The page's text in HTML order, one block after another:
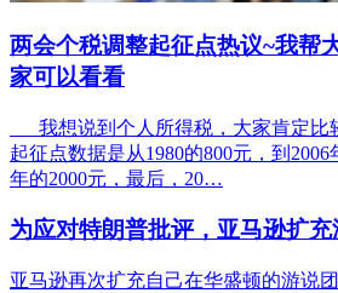
两会个税调整起征点热议~我帮
家可以看看
我想说到个人所得税，大家肯定比
起征点数据是从1980的800元，到2006
年的2000元，最后，20…
为应对特朗普批评，亚马逊扩
亚马逊再次扩充自己在华盛顿的游说